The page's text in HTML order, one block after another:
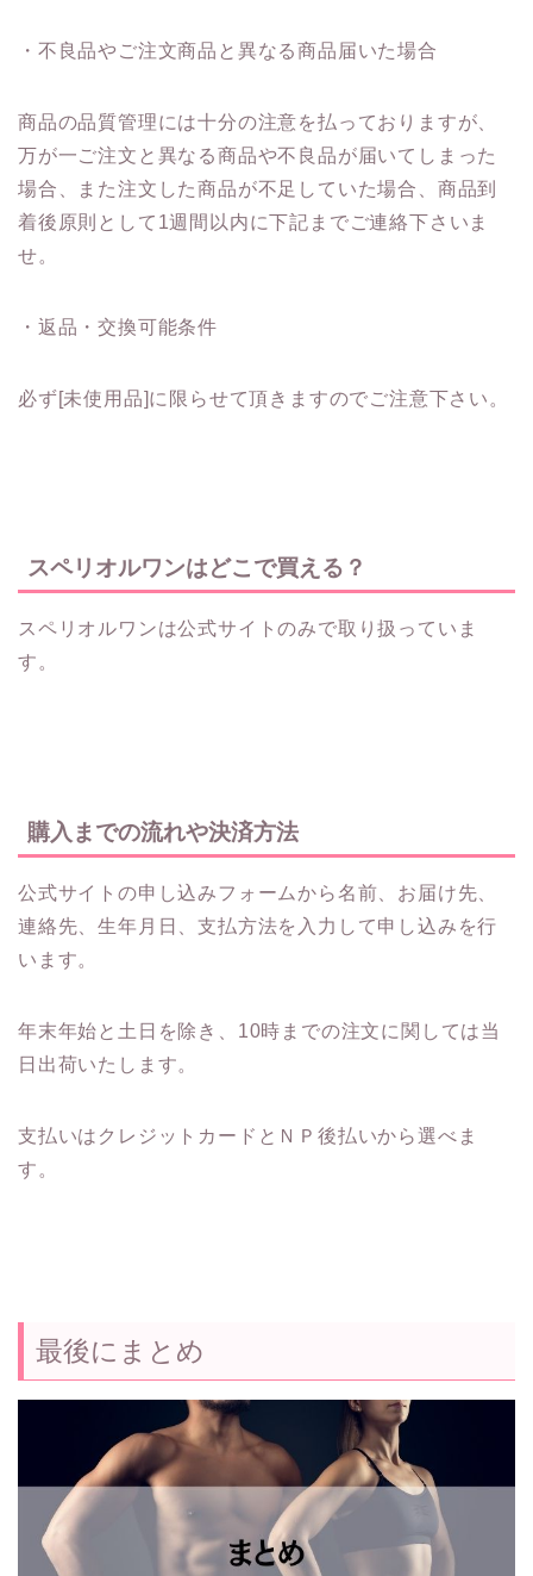
・不良品やご注文商品と異なる商品届いた場合
商品の品質管理には十分の注意を払っておりますが、
万が一ご注文と異なる商品や不良品が届いてしまった
場合、また注文した商品が不足していた場合、商品到
着後原則として1週間以内に下記までご連絡下さいま
せ。
・返品・交換可能条件
必ず[未使用品]に限らせて頂きますのでご注意下さい。
スペリオルワンはどこで買える？
スペリオルワンは公式サイトのみで取り扱っていま
す。
購入までの流れや決済方法
公式サイトの申し込みフォームから名前、お届け先、
連絡先、生年月日、支払方法を入力して申し込みを行
います。
年末年始と土日を除き、10時までの注文に関しては当
日出荷いたします。
支払いはクレジットカードとＮＰ後払いから選べま
す。
最後にまとめ